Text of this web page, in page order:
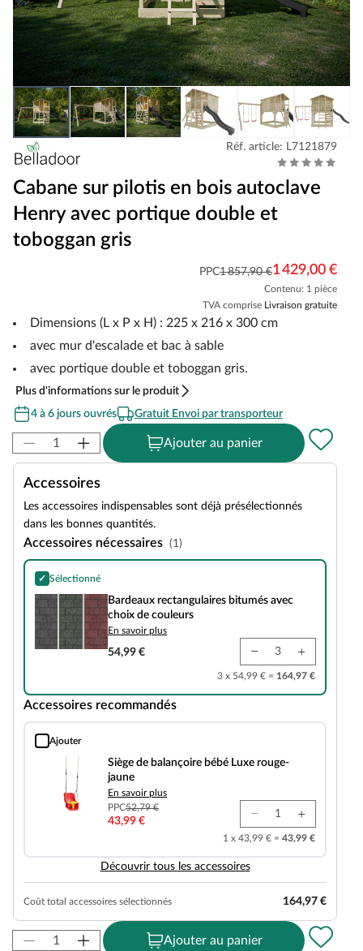
Réf. article: L7121879
Cabane sur pilotis en bois autoclave
Henry avec portique double et
toboggan gris
PPC1 857,90 €1 429,00 €
Contenu: 1 pièce
TVA comprise Livraison gratuite
Dimensions (L x P x H) : 225 x 216 x 300 cm
avec mur d'escalade et bac à sable
avec portique double et toboggan gris.
Plus d'informations sur le produit
4 à 6 jours ouvrés
Gratuit Envoi par transporteur
Ajouter au panier
Accessoires
Les accessoires indispensables sont déjà présélectionnés
dans les bonnes quantités.
Accessoires nécessaires (1)
✓ Sélectionné
Bardeaux rectangulaires bitumés avec choix de couleurs
Bardeaux rectangulaires bitumés avec
choix de couleurs
En savoir plus
54,99 €
3 x 54,99 € = 164,97 €
Accessoires recommandés
Ajouter
Siège de balançoire bébé Luxe rouge-jaune
Siège de balançoire bébé Luxe rouge-
jaune
En savoir plus
PPC52,79 €
43,99 €
1 x 43,99 € = 43,99 €
Découvrir tous les accessoires
Coût total accessoires sélectionnés 164,97 €
Ajouter au panier